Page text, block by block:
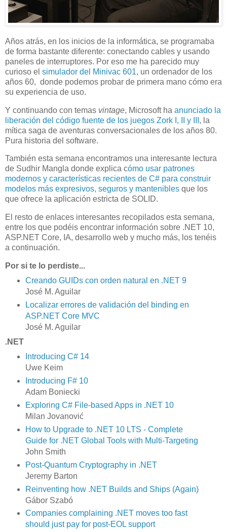
Años atrás, en los inicios de la informática, se programaba
de forma bastante diferente: conectando cables y usando
paneles de interruptores. Por eso me ha parecido muy
curioso el simulador del Minivac 601, un ordenador de los
años 60, donde podemos probar de primera mano cómo era
su experiencia de uso.
Y continuando con temas vintage, Microsoft ha anunciado la
liberación del código fuente de los juegos Zork I, II y III , la
mítica saga de aventuras conversacionales de los años 80.
Pura historia del software.
También esta semana encontramos una interesante lectura
de Sudhir Mangla donde explica cómo usar patrones
modernos y características recientes de C# para construir
modelos más expresivos, seguros y mantenibles que los
que ofrece la aplicación estricta de SOLID.
El resto de enlaces interesantes recopilados esta semana,
entre los que podéis encontrar información sobre .NET 10,
ASP.NET Core, IA, desarrollo web y mucho más, los tenéis
a continuación.
Por si te lo perdiste...
Creando GUIDs con orden natural en .NET 9
José M. Aguilar
Localizar errores de validación del binding en
ASP.NET Core MVC
José M. Aguilar
.NET
Introducing C# 14
Uwe Keim
Introducing F# 10
Adam Boniecki
Exploring C# File-based Apps in .NET 10
Milan Jovanović
How to Upgrade to .NET 10 LTS - Complete
Guide for .NET Global Tools with Multi-Targeting
John Smith
Post-Quantum Cryptography in .NET
Jeremy Barton
Reinventing how .NET Builds and Ships (Again)
Gábor Szabó
Companies complaining .NET moves too fast
should just pay for post-EOL support